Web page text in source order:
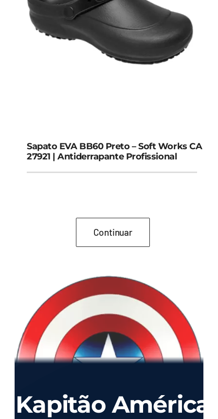
Sapato EVA BB60 Preto – Soft Works CA
27921 | Antiderrapante Profissional
Continuar
Kapitão América